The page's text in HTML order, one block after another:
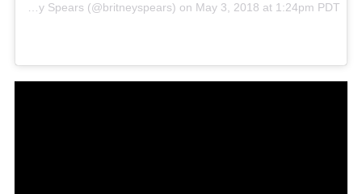
A post shared by Britney Spears (@britneyspears) on May 3, 2018 at 1:24pm PDT